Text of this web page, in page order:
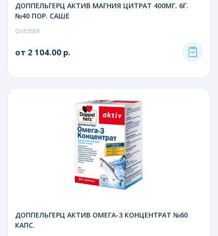
ДОППЕЛЬГЕРЦ АКТИВ МАГНИЯ ЦИТРАТ 400МГ. 6Г.
№40 ПОР. САШЕ
QUEISSER
от 2 104.00 р.
ДОППЕЛЬГЕРЦ АКТИВ ОМЕГА-3 КОНЦЕНТРАТ №60
КАПС.